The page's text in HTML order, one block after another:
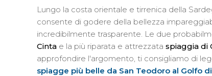
Lungo la costa orientale e tirrenica della
consente di godere della bellezza
incredibilmente trasparente. Le due
Cinta e la più riparata e attrezzata spiaggia di
approfondire l'argomento, ti consigliamo di
spiagge più belle da San Teodoro al Golfo